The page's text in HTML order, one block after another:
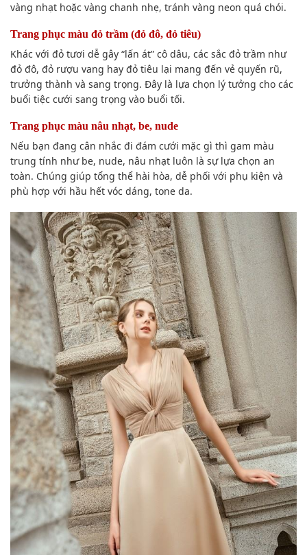
vàng nhạt hoặc vàng chanh nhẹ, tránh vàng neon quá chói.
Trang phục màu đỏ trầm (đỏ đô, đỏ tiêu)
Khác với đỏ tươi dễ gây “lấn át” cô dâu, các sắc đỏ trầm như
đỏ đô, đỏ rượu vang hay đỏ tiêu lại mang đến vẻ quyến rũ,
trưởng thành và sang trọng. Đây là lựa chọn lý tưởng cho các
buổi tiệc cưới sang trọng vào buổi tối.
Trang phục màu nâu nhạt, be, nude
Nếu bạn đang cân nhắc đi đám cưới mặc gì thì gam màu
trung tính như be, nude, nâu nhạt luôn là sự lựa chọn an
toàn. Chúng giúp tổng thể hài hòa, dễ phối với phụ kiện và
phù hợp với hầu hết vóc dáng, tone da.